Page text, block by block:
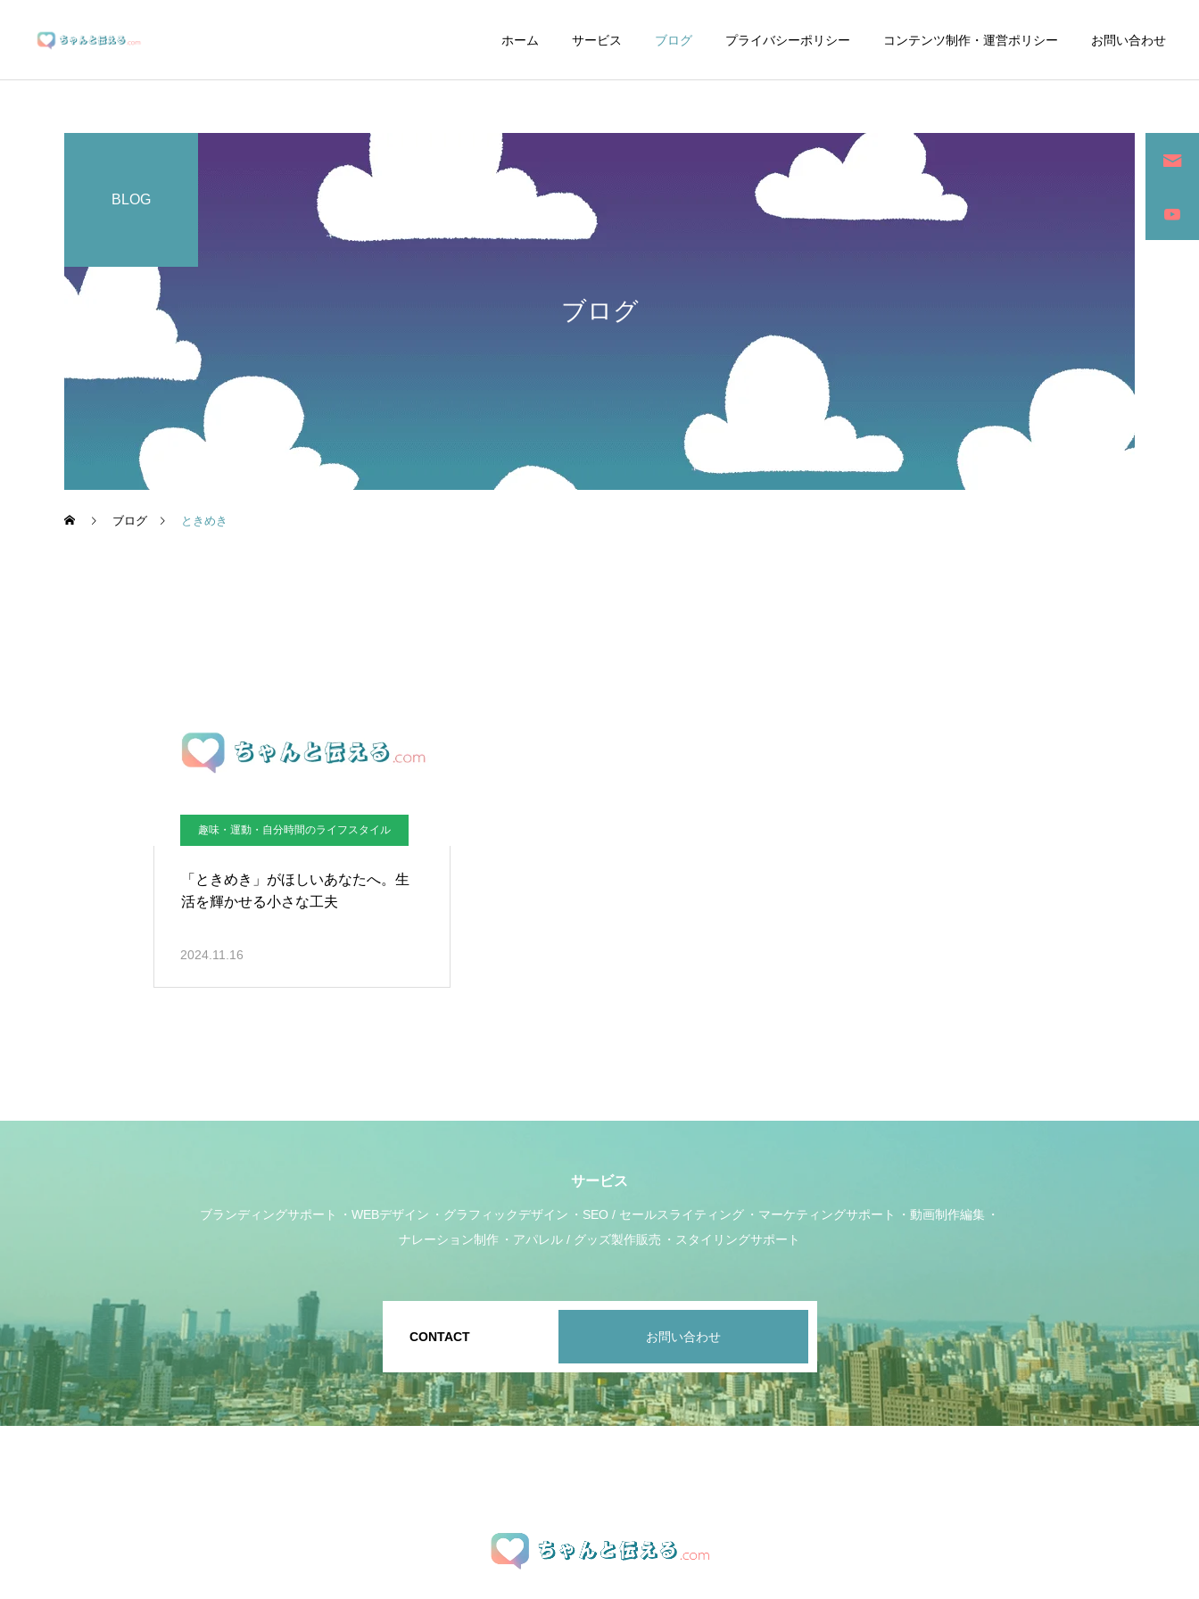
ホーム サービス ブログ プライバシーポリシー コンテンツ制作・運営ポリシー お問い合わせ
詳細を見る
ブランディングサポート グラフィックデザイン SEO / セールスライティング
ブログ
BLOG
ブログ ときめき
趣味・運動・自分時間のライフスタイル
「ときめき」がほしいあなたへ。生
活を輝かせる小さな工夫
2024.11.16
サービス
ブランディングサポート WEBデザイン グラフィックデザイン SEO / セールスライティング マーケティングサポート
動画制作編集
ナレーション制作
アパレル / グッズ製作販売 スタイリングサポート
CONTACT お問い合わせ